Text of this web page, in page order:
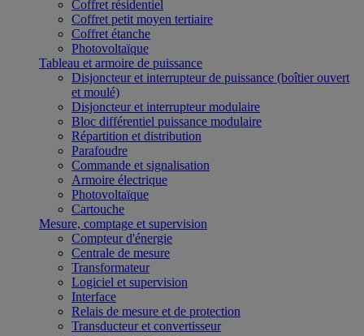
Coffret résidentiel
Coffret petit moyen tertiaire
Coffret étanche
Photovoltaïque
Tableau et armoire de puissance
Disjoncteur et interrupteur de puissance (boîtier ouvert
et moulé)
Disjoncteur et interrupteur modulaire
Bloc différentiel puissance modulaire
Répartition et distribution
Parafoudre
Commande et signalisation
Armoire électrique
Photovoltaïque
Cartouche
Mesure, comptage et supervision
Compteur d'énergie
Centrale de mesure
Transformateur
Logiciel et supervision
Interface
Relais de mesure et de protection
Transducteur et convertisseur